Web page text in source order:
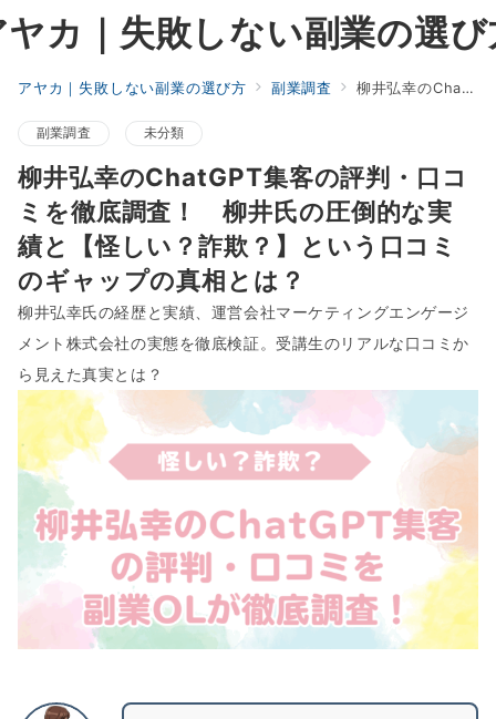
ヤカ｜失敗しない副業の選び
アヤカ｜失敗しない副業の選び方 副業調査 柳井弘幸のChatGPT集客の評判・口コミを徹底調査！ 柳井氏の圧倒的な実績と【怪しい？詐欺？】という口コミのギャップの真相とは？
副業調査 未分類
柳井弘幸のChatGPT集客の評判・口コ
ミを徹底調査！ 柳井氏の圧倒的な実
績と【怪しい？詐欺？】という口コミ
のギャップの真相とは？
柳井弘幸氏の経歴と実績、運営会社マーケティングエンゲージ
メント株式会社の実態を徹底検証。受講生のリアルな口コミか
ら見えた真実とは？